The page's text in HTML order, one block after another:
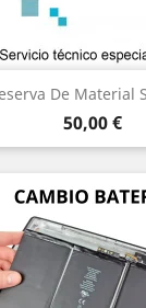
De Material
Precio
50,00 €
Vista